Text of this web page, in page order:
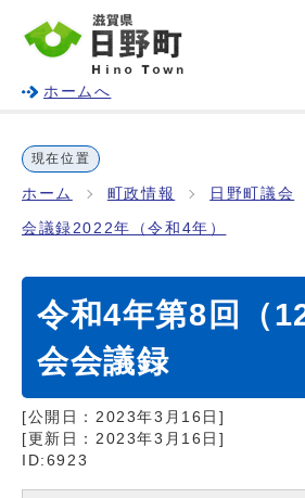
ホームへ
現在位置
ホーム 町政情報 日野町議会
会議録2022年（令和4年）
令和4年第8回（
会会議録
[公開日： 2023年3月16日 ]
[更新日： 2023年3月16日 ]
ID:6923